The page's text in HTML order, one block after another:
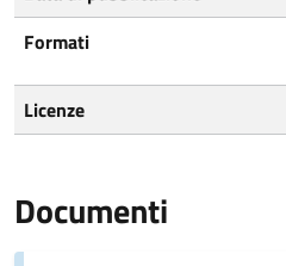
Formati
Licenze
Documenti